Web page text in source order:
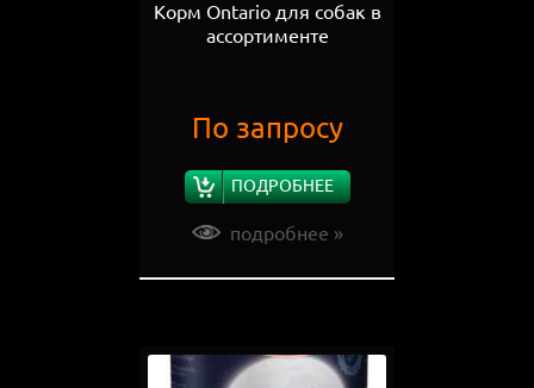
Корм Ontario для собак в
ассортименте
По запросу
ПОДРОБНЕЕ
подробнее »